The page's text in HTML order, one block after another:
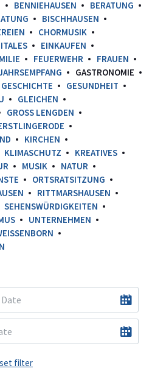
BENNIEHAUSEN
BERATUNG
BISCHHAUSEN
CHORMUSIK
EINKAUFEN
FEUERWEHR
FRAUEN
GASTRONOMIE
GESCHICHTE
GESUNDHEIT
GLEICHEN
GROSS LENGDEN
KIRCHEN
KLIMASCHUTZ
KREATIVES
MUSIK
NATUR
ORTSRATSITZUNG
RITTMARSHAUSEN
SEHENSWÜRDIGKEITEN
UNTERNEHMEN
filter